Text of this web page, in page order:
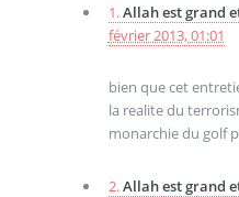
1.Allah est grand
février 2013, 01:01
bien que cet
la realite du
monarchie du golf
2.Allah est grand